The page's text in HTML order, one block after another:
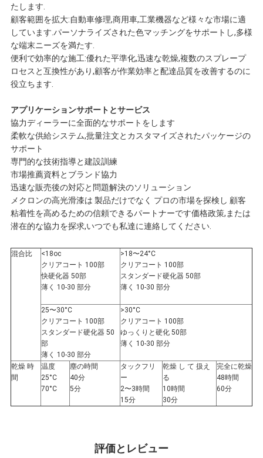
頼
地
プ
ラ
イ
バ
シ
ー
たします.
顧客範囲を拡大:自動車修理,商用車,工業機器など様々な市場に適
しています.パーソナライズされた色マッチングをサポートし,多様
な端末ニーズを満たす.
便利で効率的な施工:優れた平準化,迅速な乾燥,複数のスプレープ
ロセスと互換性があり,顧客が作業効率と配達品質を改善するのに
役立ちます.
アプリケーションサポートとサービス
協力ディーラーに全面的なサポートをします
柔軟な供給システム,批量注文とカスタマイズされたパッケージの
サポート
専門的な技術指導と建設訓練
市場推薦資料とブランド協力
迅速な販売後の対応と問題解決のソリューション
メクロンの高光滑漆は 製品だけでなく プロの市場を探検し 顧客
粘着性を高めるための信頼できるパートナーです価格政策,または
潜在的な協力を探求,いつでも私達に連絡してください.
混合比
<18oc
クリアコート 100部
快硬化器 50部
薄く 10-30 部分
>18〜24°C
クリアコート 100部
スタンダード硬化器 50部
薄く 10-30 部分
25〜30°C
クリアコート 100部
スタンダード硬化器 50
部
薄く 10-30 部分
>30°C
クリアコート 100部
ゆっくりと硬化 50部
薄く 10-30 部分
乾燥 時
間
温度
25°C
70°C
塵の時間
40分
5分
タックフリ
ー
2〜3時間
15分
乾燥 し て 扱え
る
10時間
30分
完全に乾燥
48時間
60分
評価とレビュー